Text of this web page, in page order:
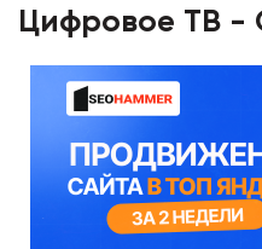
Цифровое ТВ -